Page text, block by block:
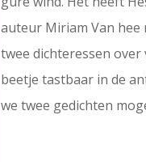
auteur Miriam Van
twee dichteressen
beetje tastbaar in de
we twee gedichten